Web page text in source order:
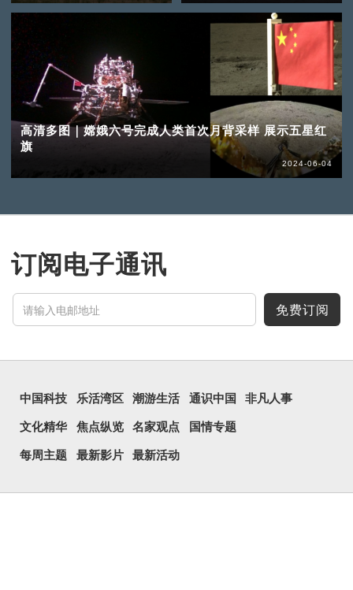
高清多图｜嫦娥六号完成人类首次月背采样 展示五星红
旗
2024-06-04
订阅电子通讯
免费订阅
中国科技 乐活湾区 潮游生活 通识中国 非凡人事
文化精华 焦点纵览 名家观点 国情专题
每周主题 最新影片 最新活动